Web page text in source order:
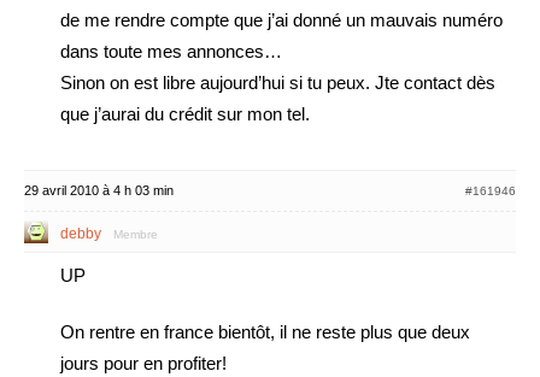
de me rendre compte que j’ai donné un mauvais numéro
dans toute mes annonces…
Sinon on est libre aujourd’hui si tu peux. Jte contact dès
que j’aurai du crédit sur mon tel.
29 avril 2010 à 4 h 03 min #161946
debby Membre
UP
On rentre en france bientôt, il ne reste plus que deux
jours pour en profiter!